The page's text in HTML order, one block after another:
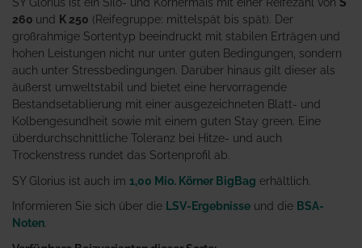
SY Glorius ist ein Silo- und Körnermais mit einer Reifezahl von S
260 und K 250 (Reifegruppe: mittelspät bis spät). Der
großrahmige Sortentyp beeindruckt mit stabilen Erträgen und
hohen Leistungen nicht nur unter guten Bedingungen, sondern
auch unter Stressbedingungen. Darüber hinaus gilt dieser als
äußerst umweltstabil und bietet eine hervorragende
Bestandsetablierung mit einer ausgezeichneten Blatt- und
Kolbengesundheit sowie mit einem guten Stay green. Eine
überdurchschnittliche Toleranz bei Hitze- und auch
Trockenstress rundet das Sortenprofil ab.
SY Glorius ist auch im 1,00 Mio. Körner BigBag erhältlich.
Informieren Sie sich über die LSV-Ergebnisse und die BSA-
Noten.